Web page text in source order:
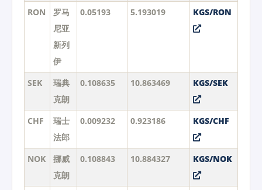
RON
罗马
尼亚
新列
伊
0.05193 5.193019 KGS/RON
SEK
瑞典
克朗
0.108635 10.863469 KGS/SEK
CHF
瑞士
法郎
0.009232 0.923186 KGS/CHF
NOK
挪威
克朗
0.108843 10.884327 KGS/NOK